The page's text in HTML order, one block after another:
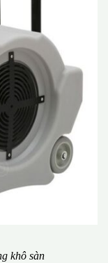
khô sàn